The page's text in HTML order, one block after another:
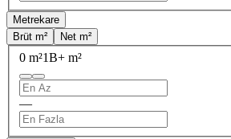
Metrekare
Brüt m²
Net m²
0 m²1B+ m²
—